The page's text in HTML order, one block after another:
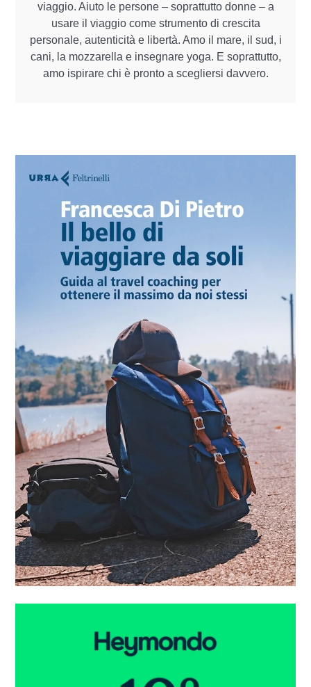
viaggio. Aiuto le persone – soprattutto donne – a
usare il viaggio come strumento di crescita
personale, autenticità e libertà. Amo il mare, il sud, i
cani, la mozzarella e insegnare yoga. E soprattutto,
amo ispirare chi è pronto a scegliersi davvero.